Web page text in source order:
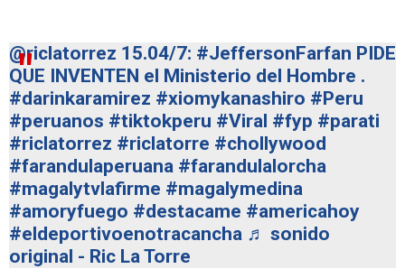
@riclatorrez 15.04/7: #JeffersonFarfan PIDE
QUE INVENTEN el Ministerio del Hombre .
#darinkaramirez #xiomykanashiro #Peru
#peruanos #tiktokperu #Viral #fyp #parati
#riclatorrez #riclatorre #chollywood
#farandulaperuana #farandulalorcha
#magalytvlafirme #magalymedina
#amoryfuego #destacame #americahoy
#eldeportivoenotracancha ♬ sonido
original - Ric La Torre